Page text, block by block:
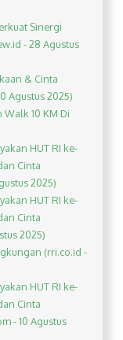
Sinergi
- 28 Agustus
& Cinta
Agustus 2025)
Walk 10 KM Di
HUT RI ke-
Cinta
2025)
HUT RI ke-
Cinta
2025)
(rri.co.id -
HUT RI ke-
Cinta
- 10 Agustus